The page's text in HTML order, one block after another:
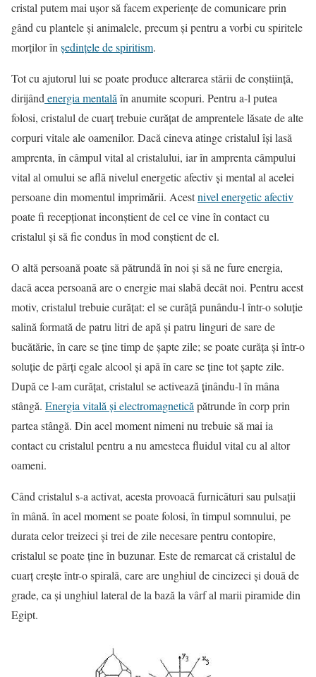
cristal putem mai uşor să facem experienţe de comunicare prin
gând cu plantele şi animalele, precum şi pentru a vorbi cu spiritele
morţilor în şedinţele de spiritism.
Tot cu ajutorul lui se poate produce alterarea stării de conştiinţă,
dirijând energia mentală în anumite scopuri. Pentru a-l putea
folosi, cristalul de cuarţ trebuie curăţat de amprentele lăsate de alte
corpuri vitale ale oamenilor. Dacă cineva atinge cristalul îşi lasă
amprenta, în câmpul vital al cristalului, iar în amprenta câmpului
vital al omului se află nivelul energetic afectiv şi mental al acelei
persoane din momentul imprimării. Acestnivel energetic afectiv
poate fi recepţionat inconştient de cel ce vine în contact cu
cristalul şi să fie condus în mod conştient de el.
O altă persoană poate să pătrundă în noi şi să ne fure energia,
dacă acea persoană are o energie mai slabă decât noi. Pentru acest
motiv, cristalul trebuie curăţat: el se curăţă punându-l într-o soluţie
salină formată de patru litri de apă şi patru linguri de sare de
bucătărie, în care se ţine timp de şapte zile; se poate curăţa şi într-o
soluţie de părţi egale alcool şi apă în care se ţine tot şapte zile.
După ce l-am curăţat, cristalul se activează ţinându-l în mâna
stângă. Energia vitală şi electromagnetică pătrunde în corp prin
partea stângă. Din acel moment nimeni nu trebuie să mai ia
contact cu cristalul pentru a nu amesteca fluidul vital cu al altor
oameni.
Când cristalul s-a activat, acesta provoacă furnicături sau pulsaţii
în mână. în acel moment se poate folosi, în timpul somnului, pe
durata celor treizeci şi trei de zile necesare pentru contopire,
cristalul se poate ţine în buzunar. Este de remarcat că cristalul de
cuarţ creşte într-o spirală, care are unghiul de cincizeci şi două de
grade, ca şi unghiul lateral de la bază la vârf al marii piramide din
Egipt.